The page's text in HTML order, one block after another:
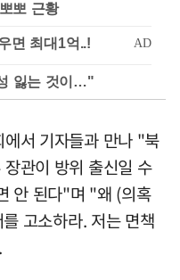
뽀 근황
잃는 것이…"
서 기자들과 만나 "북
관이 방위 출신일 수
안 된다"며 "왜 (의혹
고소하라. 저는 면책